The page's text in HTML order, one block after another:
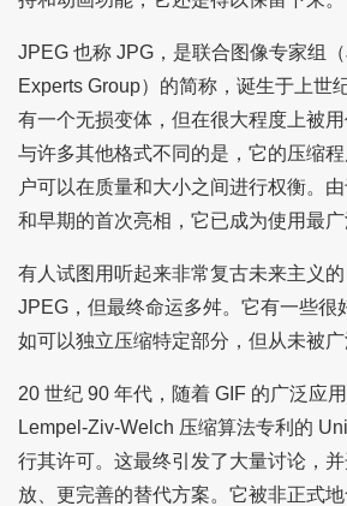
JPEG 也称 JPG，是联合图像专家组
Experts Group）的简称，诞生于上世
有一个无损变体，但在很大程度上被用
与许多其他格式不同的是，它的压缩
户可以在质量和大小之间进行权衡。
和早期的首次亮相，它已成为使用最广
有人试图用听起来非常复古未来主义的
JPEG，但最终命运多舛。它有一些很
如可以独立压缩特定部分，但从未被广
20 世纪 90 年代，随着 GIF 的广泛应
Lempel-Ziv-Welch 压缩算法专利的
行其许可。这最终引发了大量讨论，
放、更完善的替代方案。它被非正式地